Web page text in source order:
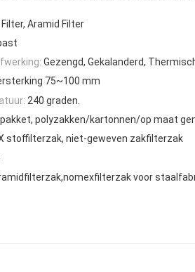
Aramid Filter
Gezengd, Gekalanderd,
75~100 mm
240 graden.
pakket, polyzakken/kartonnen/op maat
stoffilterzak, niet-geweven zakfilterzak
voor